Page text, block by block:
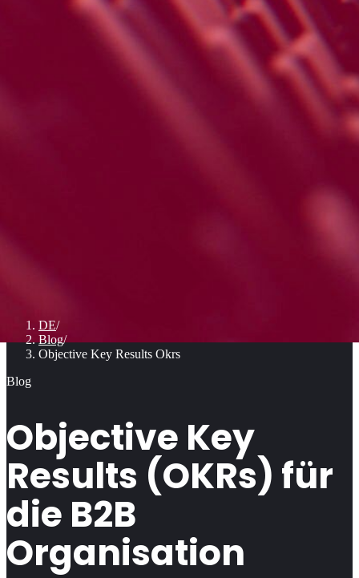
DE/
Blog/
Objective Key Results Okrs
Blog
Objective Key
Results (OKRs) für
die B2B
Organisation